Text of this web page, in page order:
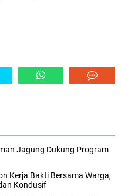
Jagung Dukung Program
Kerja Bakti Bersama Warga,
Kondusif